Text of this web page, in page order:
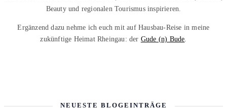
Beauty und regionalen Tourismus inspirieren.
Ergänzend dazu nehme ich euch mit auf Hausbau-Reise in meine
zukünftige Heimat Rheingau: der Gude (n) Bude
NEUESTE BLOGEINTRÄGE